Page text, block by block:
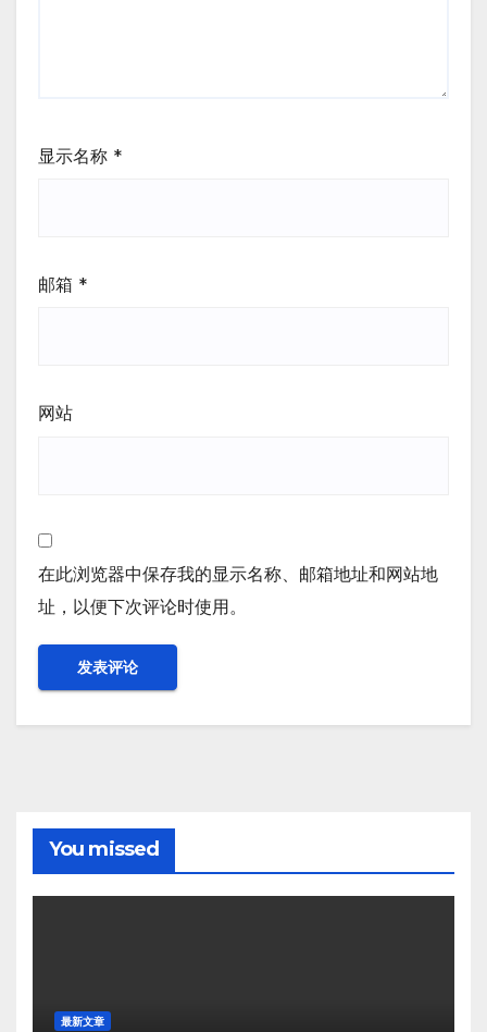
显示名称 *
邮箱 *
网站
在此浏览器中保存我的显示名称、邮箱地址和网站地
址，以便下次评论时使用。
You missed
最新文章